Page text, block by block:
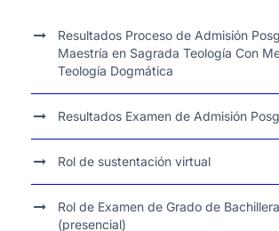
Resultados Proceso de Admisión
Maestría en Sagrada Teología Con
Teología Dogmática
Resultados Examen de Admisión
Rol de sustentación virtual
Rol de Examen de Grado de
(presencial)